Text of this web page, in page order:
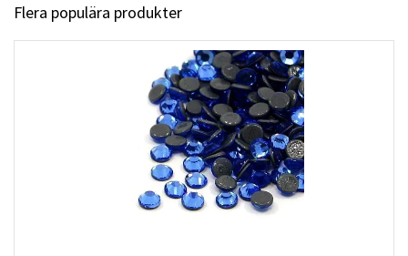
Flera populära produkter